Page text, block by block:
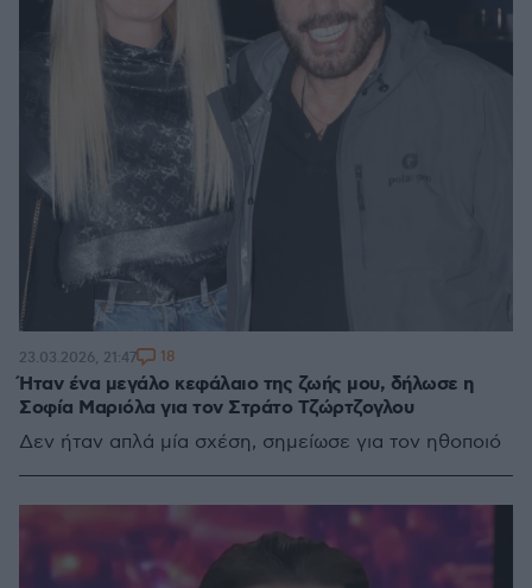
Ήταν ένα μεγάλο κεφάλαιο της ζωής μου, δήλωσε η
Σοφία Μαριόλα για τον Στράτο Τζώρτζογλου
Δεν ήταν απλά μία σχέση, σημείωσε για τον ηθοποιό
23.03.2026, 21:47 18